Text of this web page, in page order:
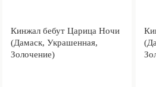
Кинжал бебут Царица Ночи
(Дамаск, Украшенная,
Золочение)